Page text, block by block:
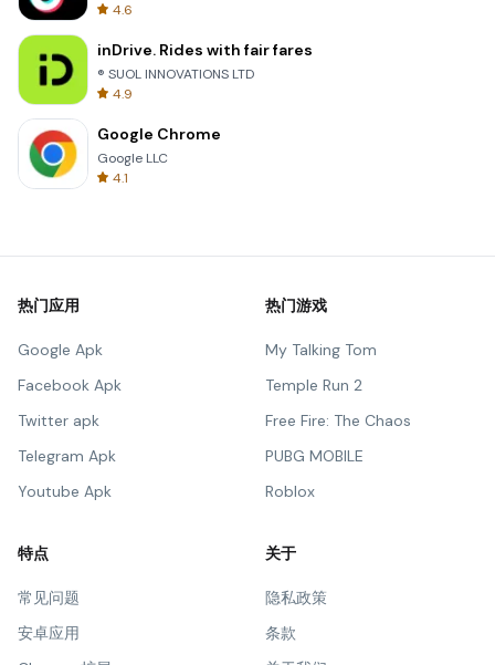
4.6
inDrive. Rides with fair fares
® SUOL INNOVATIONS LTD
4.9
Google Chrome
Google LLC
4.1
热门应用
Google Apk
Facebook Apk
Twitter apk
Telegram Apk
Youtube Apk
热门游戏
My Talking Tom
Temple Run 2
Free Fire: The Chaos
PUBG MOBILE
Roblox
特点
常见问题
安卓应用
关于
隐私政策
条款